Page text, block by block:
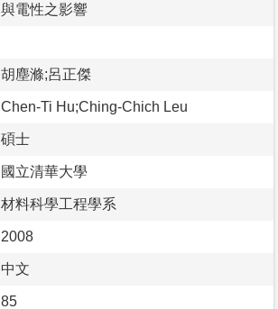
與電性之影響
胡塵滌;呂正傑
Chen-Ti Hu;Ching-Chich Leu
碩士
國立清華大學
材料科學工程學系
2008
中文
85